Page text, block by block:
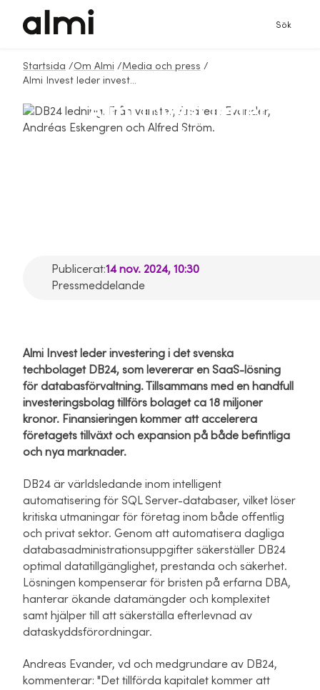
Sök
Startsida /Om Almi /Media och press /
Almi Invest leder investering i det svenska techbolaget DB24
Almi Invest leder
investering i det
Publicerat:14 nov. 2024, 10:30
Pressmeddelande
Almi Invest leder investering i det svenska
techbolaget DB24, som levererar en SaaS-lösning
för databasförvaltning. Tillsammans med en handfull
investeringsbolag tillförs bolaget ca 18 miljoner
kronor. Finansieringen kommer att accelerera
företagets tillväxt och expansion på både befintliga
och nya marknader.
DB24 är världsledande inom intelligent
automatisering för SQL Server-databaser, vilket löser
kritiska utmaningar för företag inom både offentlig
och privat sektor. Genom att automatisera dagliga
databasadministrationsuppgifter säkerställer DB24
optimal datatillgänglighet, prestanda och säkerhet.
Lösningen kompenserar för bristen på erfarna DBA,
hanterar ökande datamängder och komplexitet
samt hjälper till att säkerställa efterlevnad av
dataskyddsförordningar.
Andreas Evander, vd och medgrundare av DB24,
kommenterar: "Det tillförda kapitalet kommer att